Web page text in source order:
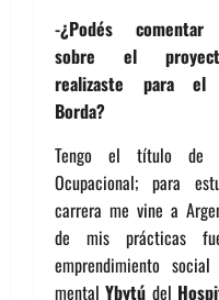
-¿Podés comentar
sobre el
realizaste para el
Borda?
Tengo el título de
Ocupacional; para
carrera me vine a
de mis prácticas
emprendimiento
mentalYbytú del